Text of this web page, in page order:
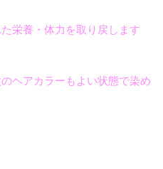
栄養・体力を取り戻します
ヘアカラーもよい状態で染め